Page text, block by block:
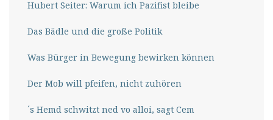
Hubert Seiter: Warum ich Pazifist bleibe
Das Bädle und die große Politik
Was Bürger in Bewegung bewirken können
Der Mob will pfeifen, nicht zuhören
´s Hemd schwitzt ned vo alloi, sagt Cem